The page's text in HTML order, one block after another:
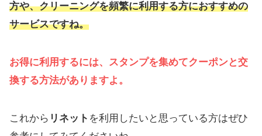
方や、クリーニングを頻繁に利用する方におすすめの
サービスですね。
お得に利用するには、スタンプを集めてクーポンと交
換する方法がありますよ。
これから リネット を利用したいと思っている方はぜひ